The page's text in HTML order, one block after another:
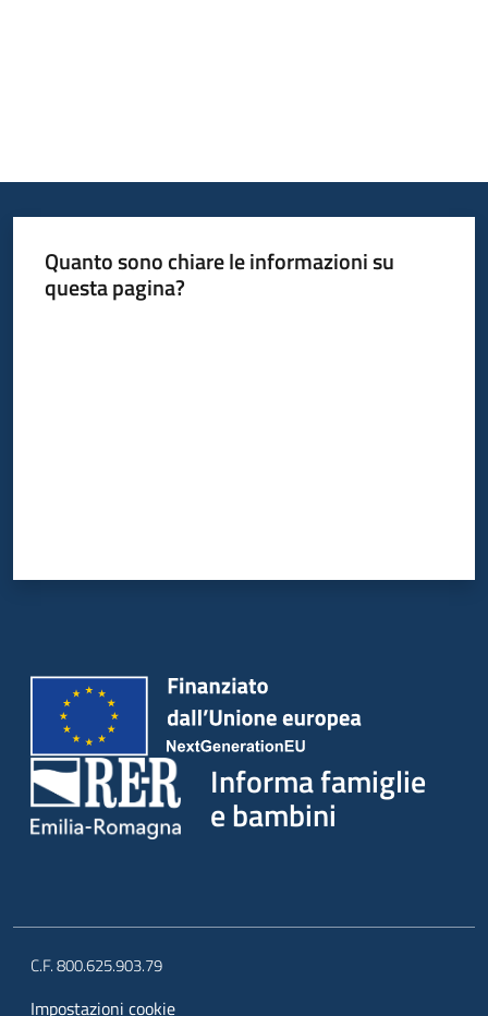
Quanto sono chiare le informazioni su
questa pagina?
Informa famiglie
e bambini
C.F. 800.625.903.79
Impostazioni cookie